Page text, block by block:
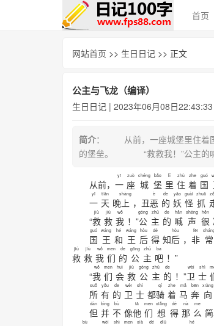
首页
网站首页 >> 生日日记 >> 正文
公主与飞龙（编译）
生日日记 | 2023年06月08日
简介： 从前，一座城堡里住着
的堡垒。 “救救我！”公主的
从前， 一
yī
座
zuò
城
chéng
堡
bǎo
里
lǐ
住
zhù
着
zhe
国
guó
一
yī
天
tiān
晚 上
shàng
，丑恶
è
的
de
妖
yāo
怪
guài
抓
zhuā
“救
jiù
救
jiù
我
wǒ
！”公
gōng
主
zhǔ
的
de
喊
hǎn
声
shēng
很
hěn
国
guó
王
wáng
和
hé
王
wáng
后
hòu
得
dé
知后
hòu
， 非
fēi
常
救
jiù
救
jiù
我
wǒ
们
men
的
de
公
gōng
主
zhǔ
吧
ba
！”
“我
wǒ
们
men
会
huì
救
jiù
公
gōng
主
zhǔ
的
de
！”卫
wèi
士
shì
所
suǒ
有
yǒu
的
de
卫
wèi
士
shì
都骑
qí
着
zhe
马
mǎ
奔
bēn
向
xiàng
但
dàn
并
bìng
不
bù
像他
tā
们
men
想
xiǎng
得
dé
那
nà
么
me
简
bù wèi shì men xià dé diū hé